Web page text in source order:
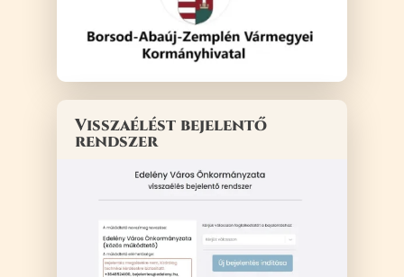
Visszaélést bejelentő
rendszer